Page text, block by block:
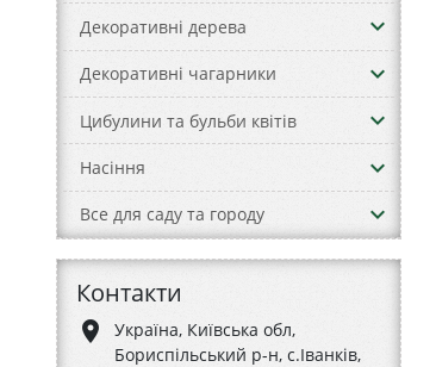
Декоративні дерева keyboard_arrow_down
Декоративні чагарники keyboard_arrow_down
Цибулини та бульби квітів keyboard_arrow_down
Насіння keyboard_arrow_down
Все для саду та городу keyboard_arrow_down
Контакти
place
Україна, Київська обл,
Бориспільський р-н, с.Іванків,